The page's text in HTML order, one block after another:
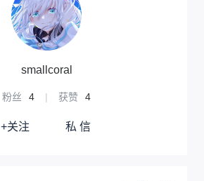
smallcoral
粉丝 4 | 获赞 4
+关注 私 信